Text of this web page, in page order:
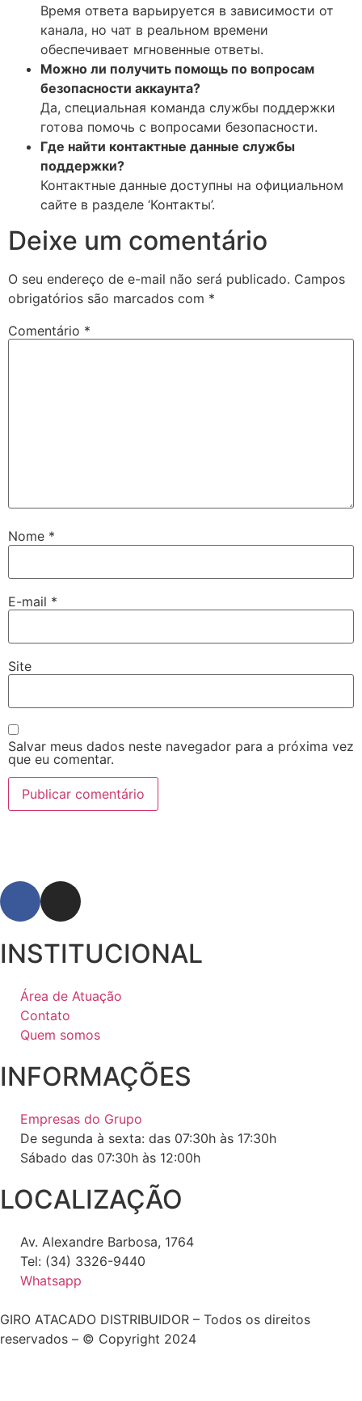
Время ответа варьируется в зависимости от
канала, но чат в реальном времени
обеспечивает мгновенные ответы.
Можно ли получить помощь по вопросам
безопасности аккаунта?
Да, специальная команда службы поддержки
готова помочь с вопросами безопасности.
Где найти контактные данные службы
поддержки?
Контактные данные доступны на официальном
сайте в разделе ‘Контакты’.
Deixe um comentário
O seu endereço de e-mail não será publicado. Campos
obrigatórios são marcados com *
Comentário *
Nome *
E-mail *
Site
Salvar meus dados neste navegador para a próxima vez
que eu comentar.
INSTITUCIONAL
Área de Atuação
Contato
Quem somos
INFORMAÇÕES
Empresas do Grupo
De segunda à sexta: das 07:30h às 17:30h
Sábado das 07:30h às 12:00h
LOCALIZAÇÃO
Av. Alexandre Barbosa, 1764
Tel: (34) 3326-9440
Whatsapp
GIRO ATACADO DISTRIBUIDOR – Todos os direitos
reservados – © Copyright 2024